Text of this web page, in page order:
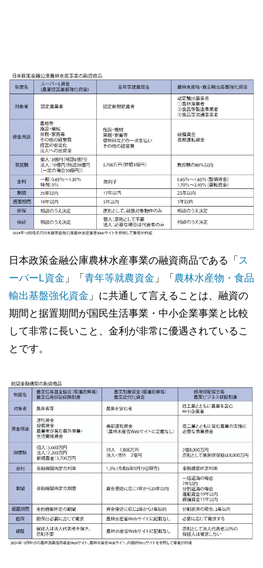
日本政策金融公庫農林水産事業の融資商品である「 ス
ーパーL資金 」「 青年等就農資金 」「 農林水産物・食品
輸出基盤強化資金 」に共通して言えることは、融資の
期間と据置期間が国民生活事業・中小企業事業と比較
して非常に長いこと、金利が非常に優遇されているこ
とです。